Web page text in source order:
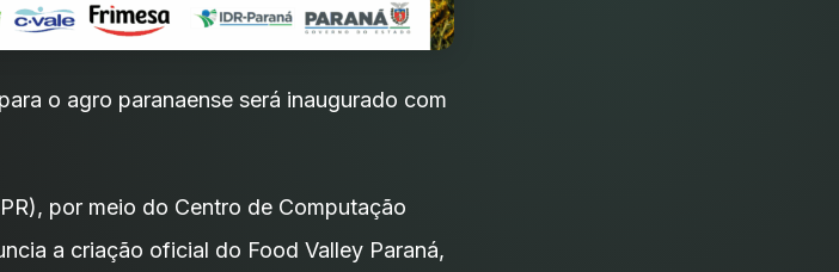
o agro paranaense será inaugurado com
por meio do Centro de Computação
a criação oficial do Food Valley Paraná,